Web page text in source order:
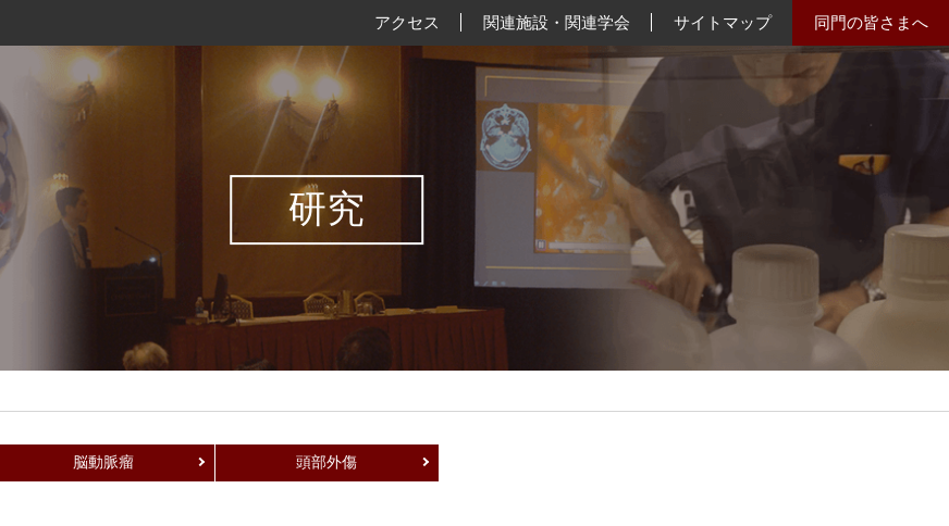
アクセス 関連施設・関連学会 サイトマップ 同門の皆さまへ
研究
脳動脈瘤 頭部外傷